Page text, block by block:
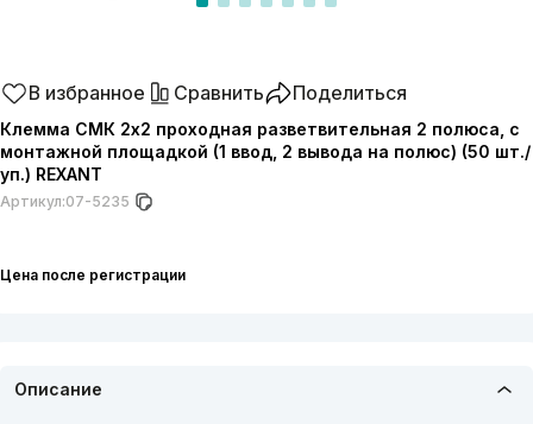
В избранное Сравнить Поделиться
Клемма СМК 2х2 проходная разветвительная 2 полюса, с
монтажной площадкой (1 ввод, 2 вывода на полюс) (50 шт./
уп.) REXANT
Артикул:07-5235
Цена после регистрации
Описание